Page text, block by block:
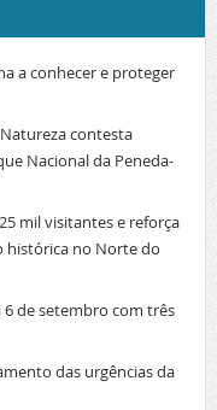
a conhecer e proteger
contesta
Nacional da Peneda-
mil visitantes e reforça
histórica no Norte do
6 de setembro com três
das urgências da